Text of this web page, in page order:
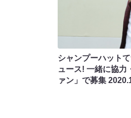
シャンプーハット
ュース! 一緒に協力
ァン」で募集